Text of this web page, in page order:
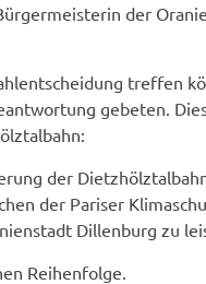
der
treffen
gebeten.
der
der Pariser
Dillenburg zu
Reihenfolge.